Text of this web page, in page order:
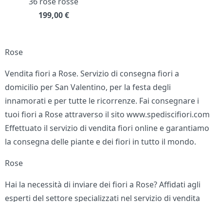
199,00 €
Rose
Vendita fiori a Rose. Servizio di consegna fiori a
domicilio per San Valentino, per la festa degli
innamorati e per tutte le ricorrenze. Fai consegnare i
tuoi fiori a Rose attraverso il sito www.spediscifiori.com
Effettuato il servizio di vendita fiori online e garantiamo
la consegna delle piante e dei fiori in tutto il mondo.
Rose
Hai la necessità di inviare dei fiori a Rose? Affidati agli
esperti del settore specializzati nel servizio di vendita